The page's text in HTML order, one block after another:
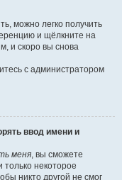
можно легко получить
и щёлкните на
и скоро вы снова
с администратором
ввод имени и
меня, вы сможете
некоторое
никто другой не смог